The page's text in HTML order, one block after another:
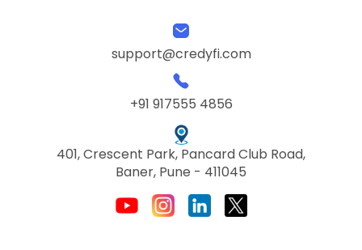
support@credyfi.com
+91 917555 4856
401, Crescent Park, Pancard Club Road,
Baner, Pune - 411045